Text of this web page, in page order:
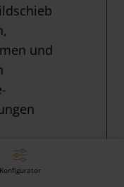
und
Konfigurator